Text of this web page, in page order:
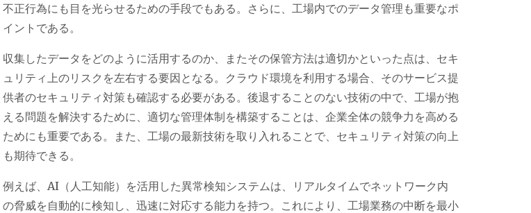
不正行為にも目を光らせるための手段でもある。さらに、工場内でのデータ管理も重要なポ
イントである。
収集したデータをどのように活用するのか、またその保管方法は適切かといった点は、セキ
ュリティ上のリスクを左右する要因となる。クラウド環境を利用する場合、そのサービス提
供者のセキュリティ対策も確認する必要がある。後退することのない技術の中で、工場が抱
える問題を解決するために、適切な管理体制を構築することは、企業全体の競争力を高める
ためにも重要である。また、工場の最新技術を取り入れることで、セキュリティ対策の向上
も期待できる。
例えば、AI（人工知能）を活用した異常検知システムは、リアルタイムでネットワーク内
の脅威を自動的に検知し、迅速に対応する能力を持つ。これにより、工場業務の中断を最小